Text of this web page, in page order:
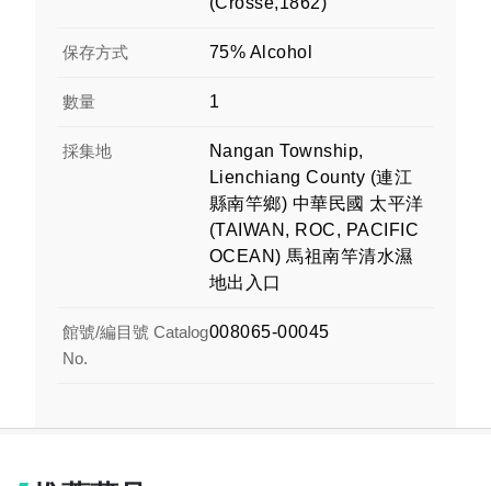
保存方式 75% Alcohol
數量 1
採集地
Nangan Township,
Lienchiang County (連江
縣南竿鄉) 中華民國 太平洋
(TAIWAN, ROC, PACIFIC
OCEAN) 馬祖南竿清水濕
地出入口
館號/編目號 Catalog
No.
008065-00045